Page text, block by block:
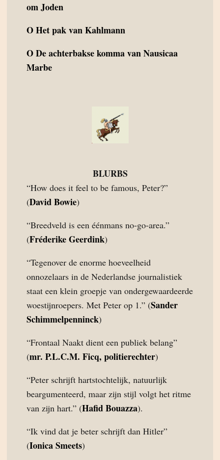
om Joden
OHet pak van Kahlmann
ODe achterbakse komma van Nausicaa
Marbe
BLURBS
“How does it feel to be famous, Peter?”
(David Bowie)
“Breedveld is een éénmans no-go-area.”
(Fréderike Geerdink)
“Tegenover de enorme hoeveelheid
onnozelaars in de Nederlandse journalistiek
staat een klein groepje van ondergewaardeerde
woestijnroepers. Met Peter op 1.” (Sander
Schimmelpenninck)
“Frontaal Naakt dient een publiek belang”
(mr. P.L.C.M. Ficq, politierechter)
“Peter schrijft hartstochtelijk, natuurlijk
beargumenteerd, maar zijn stijl volgt het ritme
van zijn hart.” (Hafid Bouazza).
“Ik vind dat je beter schrijft dan Hitler”
(Ionica Smeets)